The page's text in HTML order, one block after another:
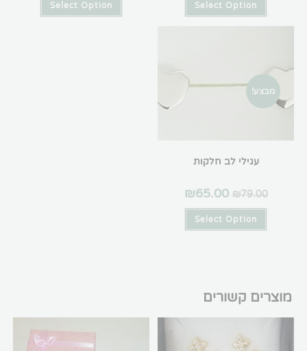
Select Option
Select Option
מבצע!
עגילי לב חלקות
₪79.00
₪65.00
Select Option
מוצרים קשורים